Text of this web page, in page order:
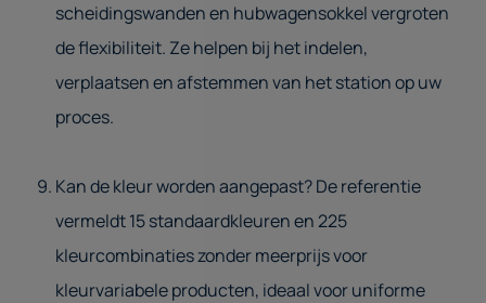
scheidingswanden en hubwagensokkel vergroten
de flexibiliteit. Ze helpen bij het indelen,
verplaatsen en afstemmen van het station op uw
proces.
Kan de kleur worden aangepast? De referentie
vermeldt 15 standaardkleuren en 225
kleurcombinaties zonder meerprijs voor
kleurvariabele producten, ideaal voor uniforme